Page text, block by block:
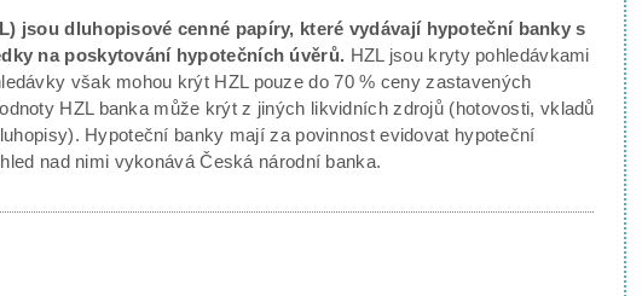
jsou dluhopisové cenné papíry, které vydávají hypoteční banky s
na poskytování hypotečních úvěrů. HZL jsou kryty pohledávkami
však mohou krýt HZL pouze do 70 % ceny zastavených
HZL banka může krýt z jiných likvidních zdrojů (hotovosti, vkladů
Hypoteční banky mají za povinnost evidovat hypoteční
nad nimi vykonává Česká národní banka.